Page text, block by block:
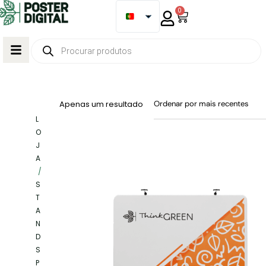
0
L
O
J
A
/
S
T
A
N
D
S
P
Apenas um resultado